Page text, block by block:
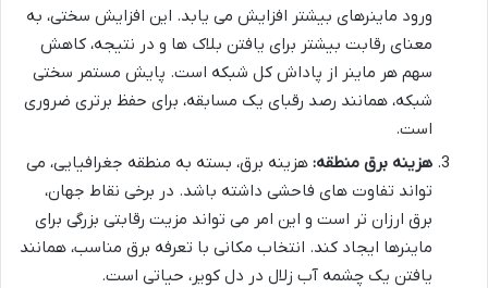
ورود ماینرهای بیشتر افزایش می یابد. این افزایش سختی، به
معنای رقابت بیشتر برای یافتن بلاک ها و در نتیجه، کاهش
سهم هر ماینر از پاداش کل شبکه است. پایش مستمر سختی
شبکه، همانند رصد رقبای یک مسابقه، برای حفظ برتری ضروری
است.
هزینه برق منطقه: هزینه برق، بسته به منطقه جغرافیایی، می
تواند تفاوت های فاحشی داشته باشد. در برخی نقاط جهان،
برق ارزان تر است و این امر می تواند مزیت رقابتی بزرگی برای
ماینرها ایجاد کند. انتخاب مکانی با تعرفه برق مناسب، همانند
یافتن یک چشمه آب زلال در دل کویر، حیاتی است.